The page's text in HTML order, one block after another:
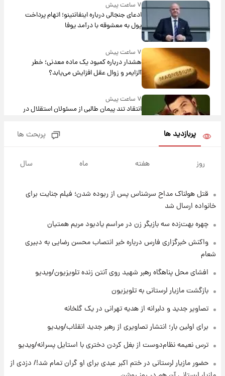
۷ ساعت پیش
ادعای جنجالی درباره اینفانتینو؛ اتهام پرداخت
پول به معشوقه با درآمد یوفا
۷ ساعت پیش
هشدار درباره کمبود یک ماده معدنی؛ خطر
آلزایمر و زوال عقل افزایش می‌یابد؟
۷ ساعت پیش
انتقاد تند پیمان طالبی از مسئولان استقلال در
مرداد ۱۴۰۵ +جدول
۸ ساعت پیش
۹ ساعت پیش
۹ ساعت پیش
قیمت محصولات ایران‌خودرو و سایپا امروز شنبه
۱۷ مرداد ۱۴۰۵
یک پیش ‌بینی مهم برای قیمت دلار، طلا و سکه
پربازدید ها پربحث ها
روز هفته ماه سال
قتل هولناک مداح سرشناس پس از ربوده شدن؛ فیلم جنایت برای
خانواده ارسال شد
چهره بهت‌زده سه بازیگر زن در مراسم یادبود مریم همتیان
واکنش خبرگزاری فارس درباره خبر انتصاب محسن رضایی به دبیری
شعام
افشای محل پناهگاه‌ رهبر شهید روی آنتن زنده تلویزیون/ویدیو
بازگشت مازیار لرستانی به تلویزیون
تصاویر جدید و دلبرانه از هدیه تهرانی در یک گلخانه
برای اولین بار؛ انتشار تصاویری از رهبر جدید انقلاب/ویدیو
ترس نعیمه نظام‌دوست از بغل کردن دختری با استایل پسرانه/ویدیو
حضور مازیار لرستانی در ختم اکبر عبدی برای او گران تمام شد!/ دزدی از